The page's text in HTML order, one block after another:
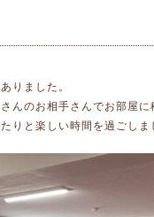
りました。
んのお相手さんでお部屋
りと楽しい時間を過ごしま